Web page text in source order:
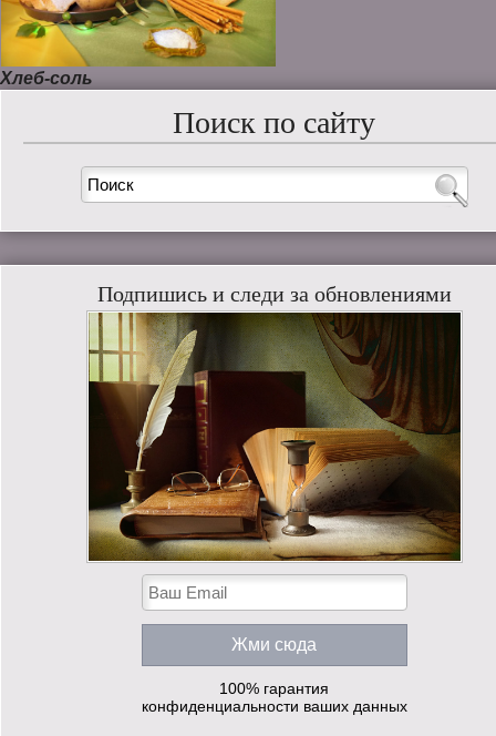
Хлеб-соль
Поиск по сайту
Подпишись и следи за обновлениями
100% гарантия
конфиденциальности ваших данных